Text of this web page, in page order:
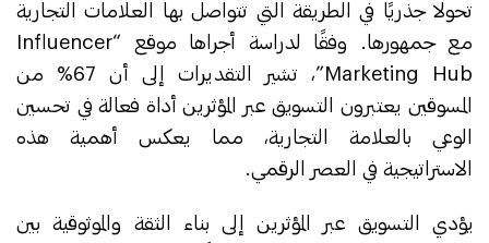
تحولًا جذريًا في الطريقة التي تتواصل بها العلامات التجارية
مع جمهورها. وفقًا لدراسة أجراها موقع “Influencer
Marketing Hub”، تشير التقديرات إلى أن 67% من
المسوقين يعتبرون التسويق عبر المؤثرين أداة فعالة في تحسين
الوعي بالعلامة التجارية، مما يعكس أهمية هذه
الاستراتيجية في العصر الرقمي.
يؤدي التسويق عبر المؤثرين إلى بناء الثقة والموثوقية بين